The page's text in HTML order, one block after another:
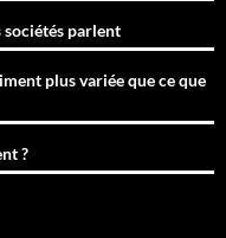
sociétés parlent
plus variée que ce que
?